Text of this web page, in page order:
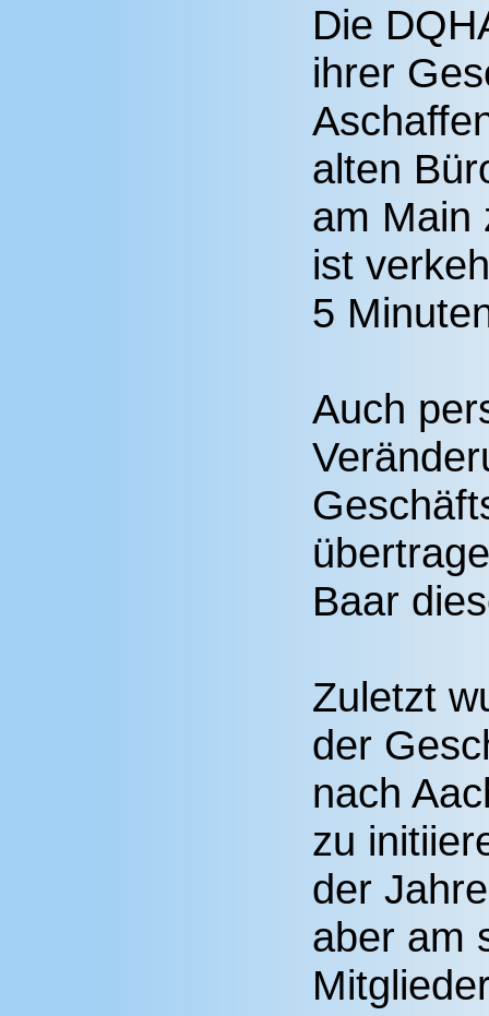
Die
ihrer
alten
am Main
ist
5
Auch
Baar
Zuletzt
der
nach
zu
der
aber am